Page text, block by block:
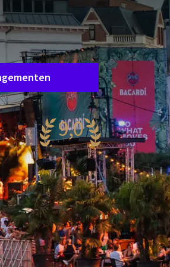
is afgelopen.
geïnteresseerd bent
Gelukkig zijn er
9,0